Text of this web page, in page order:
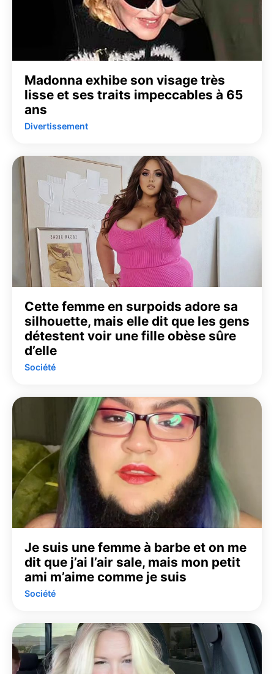
Madonna exhibe son visage très
lisse et ses traits impeccables à 65
ans
Divertissement
Cette femme en surpoids adore sa
silhouette, mais elle dit que les gens
détestent voir une fille obèse sûre
d’elle
Société
Je suis une femme à barbe et on me
dit que j’ai l’air sale, mais mon petit
ami m’aime comme je suis
Société